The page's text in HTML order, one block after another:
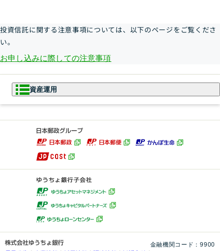
投資信託に関する注意事項については、以下のページをご覧くださ
い。
お申し込みに際しての注意事項
資産運用
資産運用
NISA
NISAとは
つみたて投資枠
成長投資枠
投資信託
初めての方
ファンドをお探しの方
投資信託について
詳しく知る
おすすめファンド診断 投資信託レポート一覧
ゆうちょファンドラップ
変額年金保険
国債
金融機関コード：9900